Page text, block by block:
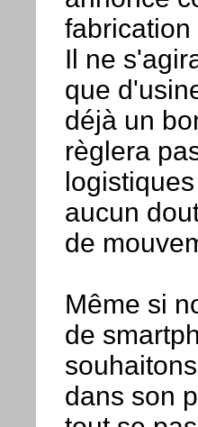
Il ne
que
déjà un
règlera
aucun
de
Même si
de
dans son